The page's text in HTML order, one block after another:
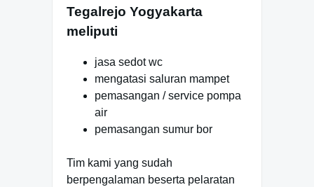
Tegalrejo Yogyakarta
meliputi
jasa sedot wc
mengatasi saluran mampet
pemasangan / service pompa
air
pemasangan sumur bor
Tim kami yang sudah
berpengalaman beserta pelaratan